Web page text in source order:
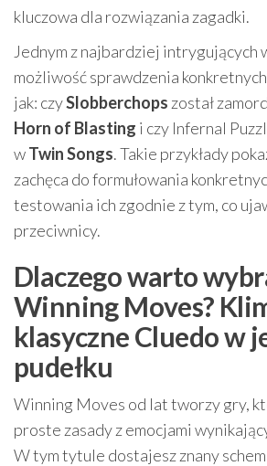
kluczowa dla rozwiązania zagadki.
Jednym z najbardziej intrygujących
możliwość sprawdzenia
jak: czySlobberchops został
Horn of Blasting i czy Infernal
wTwin Songs. Takie przykłady
zachęca do formułowania
testowania ich zgodnie z tym, co
przeciwnicy.
Dlaczego warto
Winning Moves?
klasyczne Cluedo w
pudełku
Winning Moves od lat tworzy gry,
proste zasady z emocjami
W tym tytule dostajesz znany